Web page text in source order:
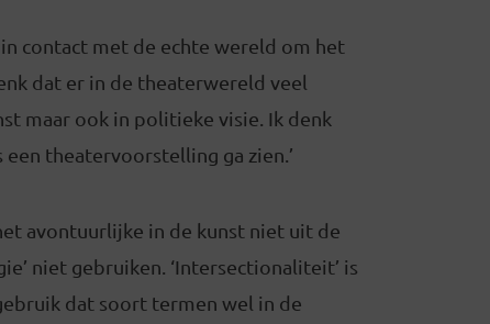
contact met de echte wereld om het
dat er in de theaterwereld veel
maar ook in politieke visie. Ik denk
theatervoorstelling ga zien.’
avontuurlijke in de kunst niet uit de
niet gebruiken. ‘Intersectionaliteit’ is
dat soort termen wel in de